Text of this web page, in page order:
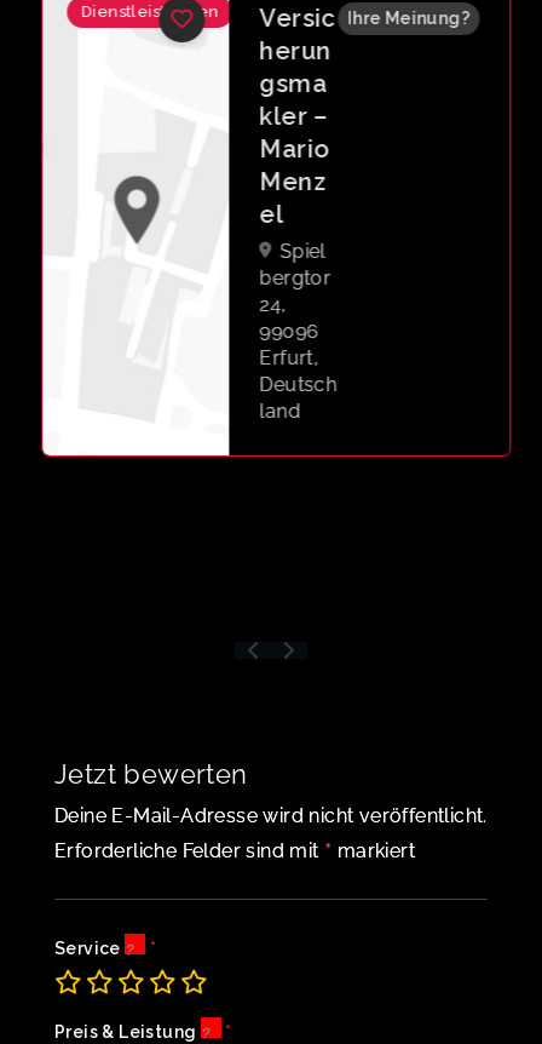
Dienstleistungen
Versic
herun
gsma
kler –
Mario
Menz
el
Spiel
bergtor
24,
99096
Erfurt,
Deutsch
land
Ihre Meinung?
Jetzt bewerten
Deine E-Mail-Adresse wird nicht veröffentlicht.
Erforderliche Felder sind mit * markiert
Service
Preis & Leistung